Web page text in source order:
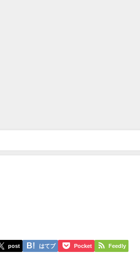
post はてブ Pocket Feedly